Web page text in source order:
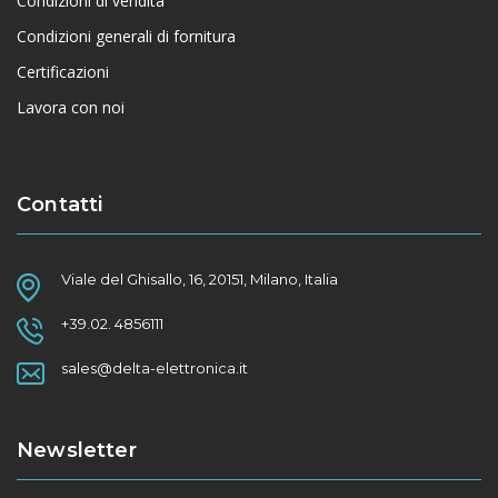
Condizioni generali di fornitura
Certificazioni
Lavora con noi
Contatti
Viale del Ghisallo, 16, 20151, Milano, Italia
+39.02. 4856111
sales@delta-elettronica.it
Newsletter